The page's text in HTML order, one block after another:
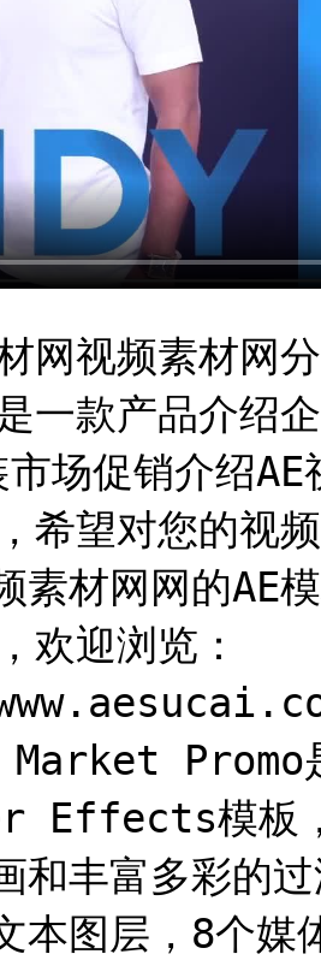
网视频素材网
一款产品介绍
场促销介绍AE
希望对您的视
素材网网的AE
欢迎浏览：
Promo
Effects模板，
和丰富多彩的
本图层，8个媒